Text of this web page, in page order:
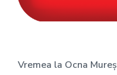
Vremea la Ocna Mureș